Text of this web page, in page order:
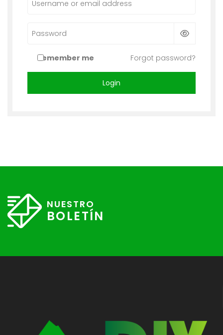
Remember me Forgot password?
Login
NUESTRO
BOLETÍN